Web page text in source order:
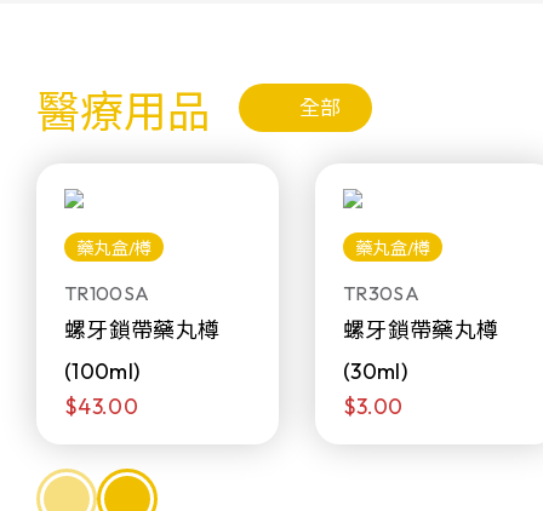
醫療用品 全部
藥丸盒/樽
TR100SA
螺牙鎖帶藥丸樽
(100ml)
$43.00
藥丸盒/樽
TR30SA
螺牙鎖帶藥丸樽
(30ml)
$3.00